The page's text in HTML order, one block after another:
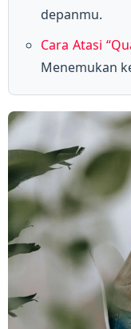
depanmu.
Cara Atasi
Menemukan